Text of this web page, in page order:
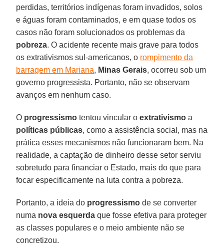
perdidas, territórios indígenas foram invadidos, solos
e águas foram contaminados, e em quase todos os
casos não foram solucionados os problemas da
pobreza. O acidente recente mais grave para todos
os extrativismos sul-americanos, o rompimento da
barragem em Mariana, Minas Gerais, ocorreu sob um
governo progressista. Portanto, não se observam
avanços em nenhum caso.
O progressismo tentou vincular oextrativismo a
políticas públicas, como a assistência social, mas na
prática esses mecanismos não funcionaram bem. Na
realidade, a captação de dinheiro desse setor serviu
sobretudo para financiar o Estado, mais do que para
focar especificamente na luta contra a pobreza.
Portanto, a ideia do progressismo de se converter
numa nova esquerda que fosse efetiva para proteger
as classes populares e o meio ambiente não se
concretizou.